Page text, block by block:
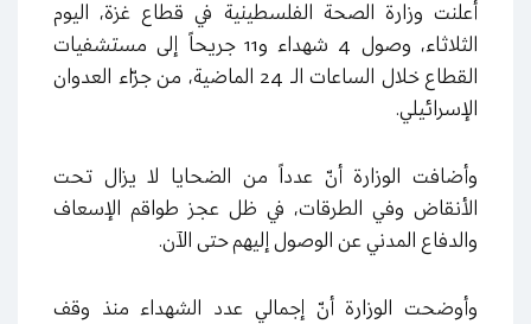
أعلنت وزارة الصحة الفلسطينية في قطاع غزة، اليوم
الثلاثاء، وصول 4 شهداء و11 جريحاً إلى مستشفيات
القطاع خلال الساعات الـ 24 الماضية، من جرّاء العدوان
الإسرائيلي.
وأضافت الوزارة أنّ عدداً من الضحايا لا يزال تحت
الأنقاض وفي الطرقات، في ظل عجز طواقم الإسعاف
والدفاع المدني عن الوصول إليهم حتى الآن.
وأوضحت الوزارة أنّ إجمالي عدد الشهداء منذ وقف